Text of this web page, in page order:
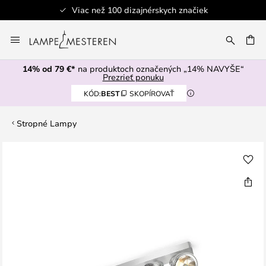
Viac než 100 dizajnérskych značiek
to
Content
14% od 79 €* na produktoch označených „14% NAVYŠE“
Prezrieť ponuku
KÓD:BEST SKOPÍROVAŤ
Stropné Lampy